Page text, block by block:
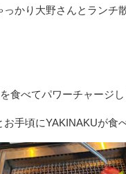
っかり大野さんとランチ
食べてパワーチャージし
お手頃にYAKINAKUが食